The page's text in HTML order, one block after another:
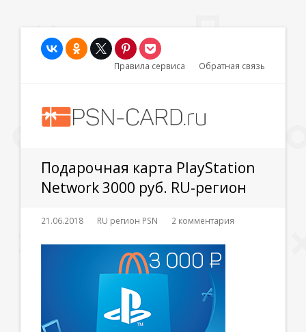
Правила сервиса Обратная связь
Подарочная карта PlayStation
Network 3000 руб. RU-регион
21.06.2018 RU регион PSN 2 комментария